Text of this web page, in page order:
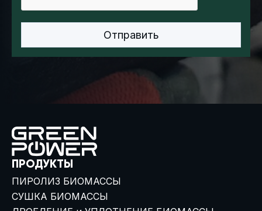
ПРОДУКТЫ
ПИРОЛИЗ БИОМАССЫ
СУШКА БИОМАССЫ